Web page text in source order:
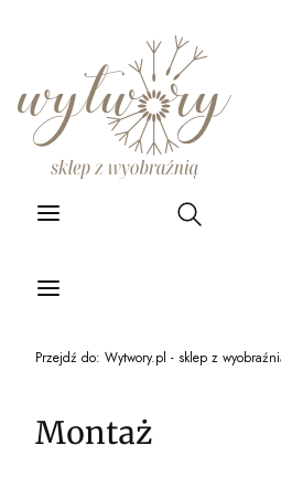
Otwórz
Przejdź do: Wytwory.pl - sklep z
Montaż